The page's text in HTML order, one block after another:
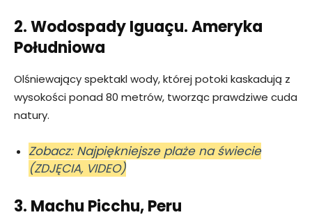
2. Wodospady Iguaçu. Ameryka
Południowa
Olśniewający spektakl wody, której potoki kaskadują z
wysokości ponad 80 metrów, tworząc prawdziwe cuda
natury.
Zobacz: Najpiękniejsze plaże na świecie
(ZDJĘCIA, VIDEO)
3. Machu Picchu, Peru